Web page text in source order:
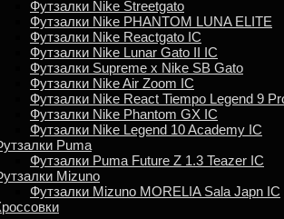
Футзалки Nike Streetgato
Футзалки Nike PHANTOM LUNA ELITE
Футзалки Nike Reactgato IC
Футзалки Nike Lunar Gato II IC
Футзалки Supreme x Nike SB Gato
Футзалки Nike Air Zoom IC
Футзалки Nike React Tiempo Legend 9
Футзалки Nike Phantom GX IC
Футзалки Nike Legend 10 Academy IC
Puma
Футзалки Puma Future Z 1.3 Teazer IC
Mizuno
Футзалки Mizuno MORELIA Sala Japn IC